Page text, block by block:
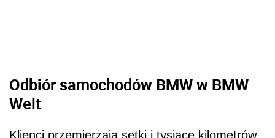
Odbiór samochodów BMW w BMW
Welt
Klienci przemierzają setki i tysiące kilometrów,